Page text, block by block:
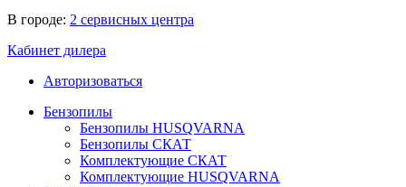
В городе: 2 сервисных центра
Кабинет дилера
Авторизоваться
Бензопилы
Бензопилы HUSQVARNA
Бензопилы СКАТ
Комплектующие СКАТ
Комплектующие HUSQVARNA